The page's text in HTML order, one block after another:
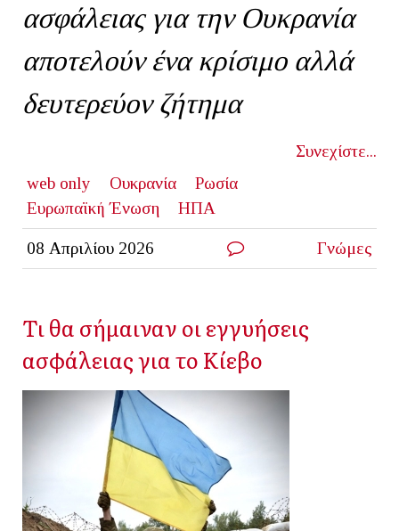
ασφάλειας για την Ουκρανία
αποτελούν ένα κρίσιμο αλλά
δευτερεύον ζήτημα
Συνεχίστε...
web only
Ουκρανία
Ρωσία
Ευρωπαϊκή Ένωση
ΗΠΑ
08 Απριλίου 2026 Γνώμες
Τι θα σήμαιναν οι εγγυήσεις
ασφάλειας για το Κίεβο